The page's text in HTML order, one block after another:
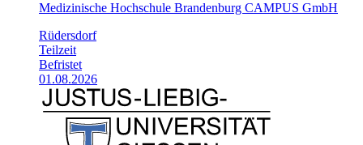
Medizinische Hochschule Brandenburg CAMPUS GmbH
Rüdersdorf
Teilzeit
Befristet
01.08.2026